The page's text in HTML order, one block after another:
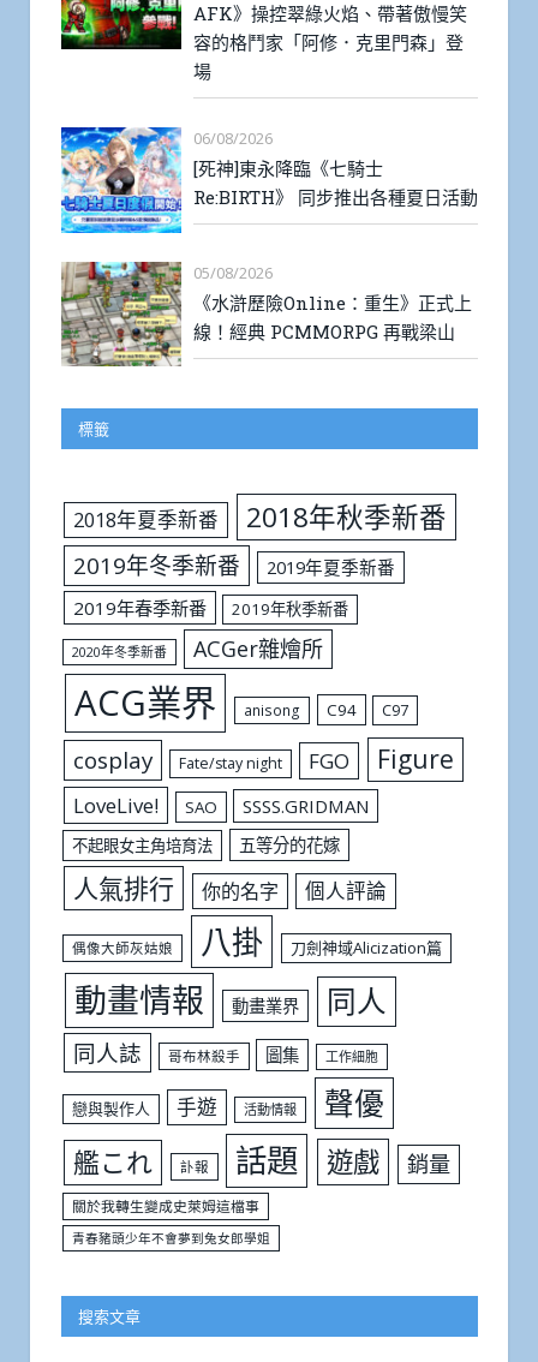
AFK》操控翠綠火焰、帶著傲慢笑
容的格鬥家「阿修．克里門森」登
場
06/08/2026
[死神]東永降臨《七騎士
Re:BIRTH》 同步推出各種夏日活動
05/08/2026
《水滸歷險Online：重生》正式上
線！經典 PCMMORPG 再戰梁山
標籤
2018年夏季新番 2018年秋季新番
2019年冬季新番
2019年夏季新番
2019年春季新番
2019年秋季新番
2020年冬季新番 ACGer雜燴所
ACG業界 anisong C94 C97
cosplay Fate/stay night FGO Figure
LoveLive! SAO SSSS.GRIDMAN
不起眼女主角培育法 五等分的花嫁
人氣排行 你的名字 個人評論
偶像大師灰姑娘 八掛 刀劍神域Alicization篇
動畫情報 動畫業界 同人
同人誌 哥布林殺手 圖集 工作細胞
戀與製作人 手遊 活動情報 聲優
艦これ 訃報 話題 遊戲 銷量
關於我轉生變成史萊姆這檔事
青春豬頭少年不會夢到兔女郎學姐
搜索文章